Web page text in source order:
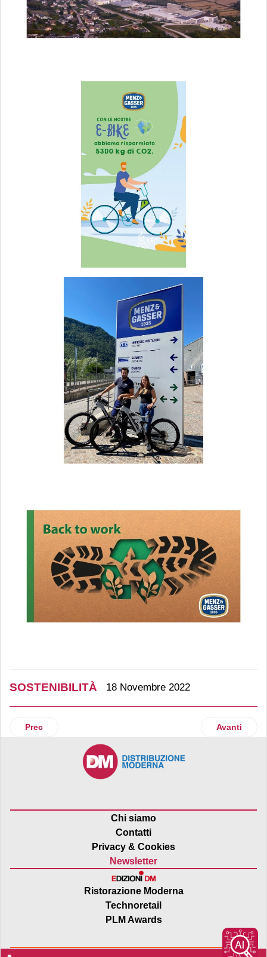
SOSTENIBILITÀ 18 Novembre 2022
Articolo precedente: Rovagnati implementa il nuovo
Prec Articolo
Avanti
Chi siamo
Contatti
Privacy & Cookies
Newsletter
Ristorazione Moderna
Technoretail
PLM Awards